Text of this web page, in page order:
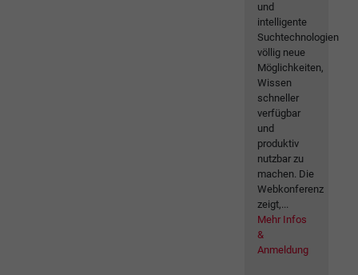
und
intelligente
Suchtechnologien
völlig neue
Möglichkeiten,
Wissen
schneller
verfügbar
und
produktiv
nutzbar zu
machen. Die
Webkonferenz
zeigt,...
Mehr Infos
&
Anmeldung